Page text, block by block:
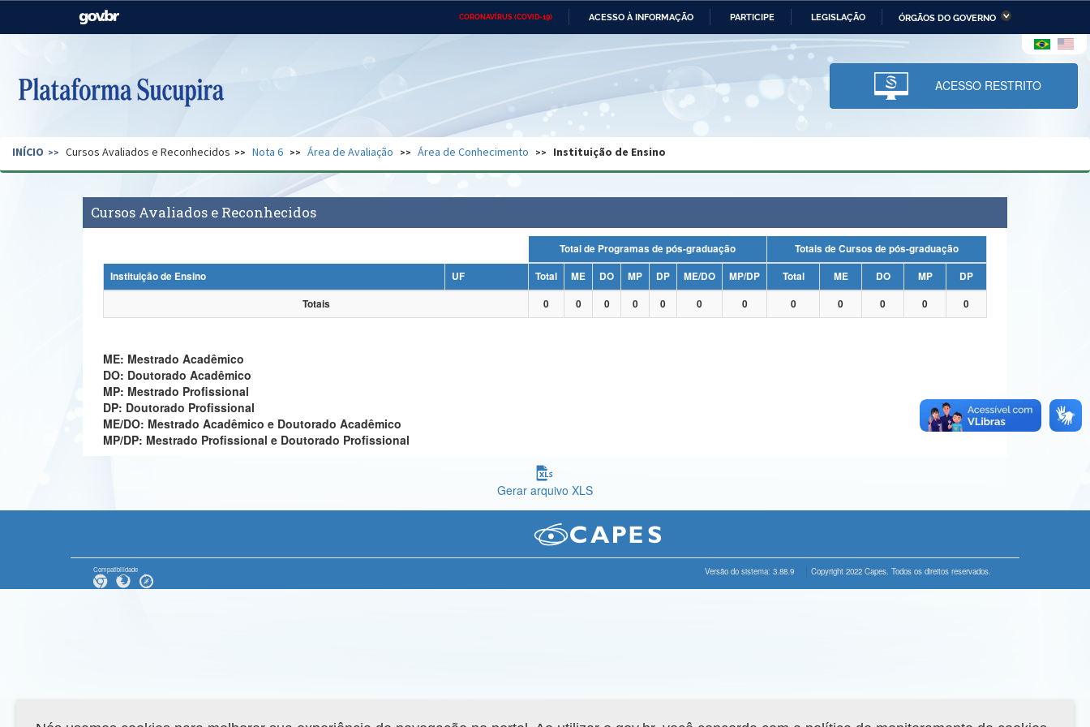
CORONAVÍRUS (COVID-19) ACESSO À INFORMAÇÃO PARTICIPE LEGISLAÇÃO ÓRGÃOS DO GOVERNO
Casa Civil Ministério das Relações Ministério da Economia Ministério da Infraestrutura
Pecuária e Abastecimento
Ministério da Ciência,
Tecnologia, Inovações e
Comunicações
Ministério do Desenvolvimento
Regional e dos Direitos Humanos
Secretaria de Governo Gabinete de Segurança Advocacia-Geral da União Banco Central do Brasil Planalto
ACESSO RESTRITO
INÍCIO Cursos Avaliados e Reconhecidos Nota 6 Área de Avaliação Área de Conhecimento Instituição de Ensino
Cursos Avaliados e Reconhecidos
Total de Programas de pós-graduação
Totais de Cursos de pós-graduação
Instituição de Ensino
UF Total ME DO MP DP ME/DO MP/DP Total ME DO MP
DP
Totais
0 0 0 0 0 0 0 0 0 0 0 0
ME: Mestrado Acadêmico
DO: Doutorado Acadêmico
MP: Mestrado Profissional
DP: Doutorado Profissional
ME/DO: Mestrado Acadêmico e Doutorado Acadêmico
MP/DP: Mestrado Profissional e Doutorado Profissional
Gerar arquivo XLS
Compatibilidade Versão do sistema: 3.88.9 Copyright 2022 Capes. Todos os direitos reservados.